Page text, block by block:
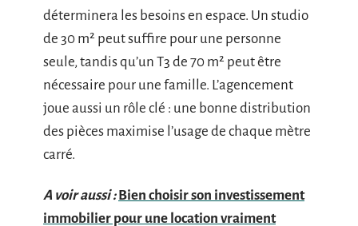
déterminera les besoins en espace. Un studio
de 30 m² peut suffire pour une personne
seule, tandis qu’un T3 de 70 m² peut être
nécessaire pour une famille. L’agencement
joue aussi un rôle clé : une bonne distribution
des pièces maximise l’usage de chaque mètre
carré.
A voir aussi : Bien choisir son investissement
immobilier pour une location vraiment